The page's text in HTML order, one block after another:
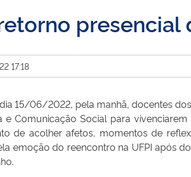
presencial
17:18
15/06/2022, pela manhã, docentes
Comunicação Social para
de acolher afetos, momentos de
emoção do reencontro na UFPI após